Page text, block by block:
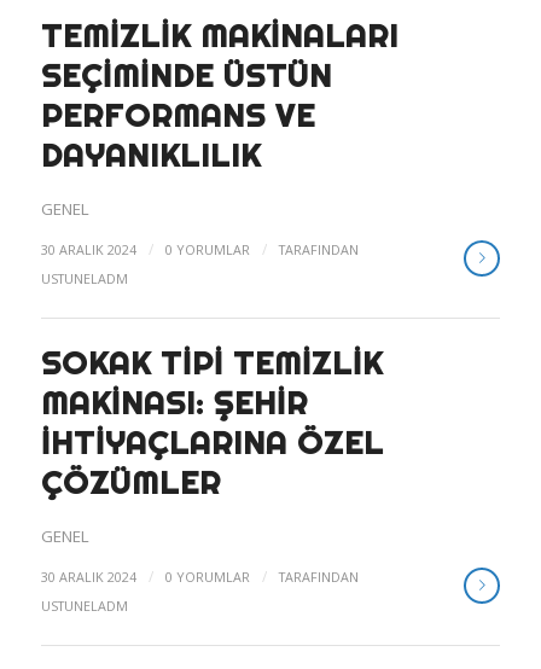
TEMIZLIK MAKINALARI
SEÇIMINDE ÜSTÜN
PERFORMANS VE
DAYANIKLILIK
GENEL
30 ARALIK 2024 / 0 YORUMLAR /
TARAFINDAN
USTUNELADM
SOKAK TIPI TEMIZLIK
MAKINASI: ŞEHIR
İHTIYAÇLARINA ÖZEL
ÇÖZÜMLER
GENEL
30 ARALIK 2024 / 0 YORUMLAR /
TARAFINDAN
USTUNELADM